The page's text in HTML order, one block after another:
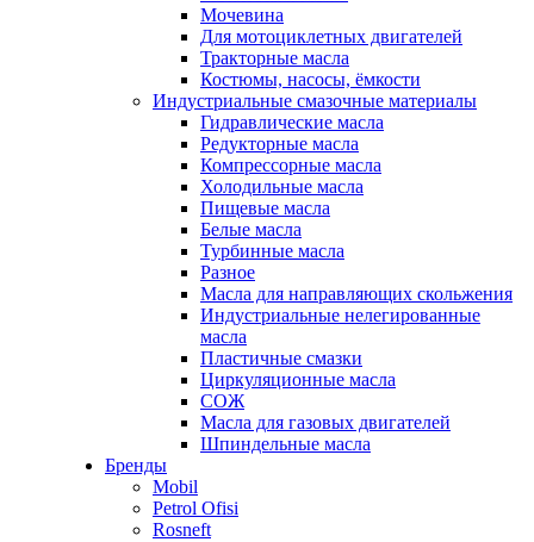
Мочевина
Для мотоциклетных двигателей
Тракторные масла
Костюмы, насосы, ёмкости
Индустриальные смазочные материалы
Гидравлические масла
Редукторные масла
Компрессорные масла
Холодильные масла
Пищевые масла
Белые масла
Турбинные масла
Разное
Масла для направляющих скольжения
Индустриальные нелегированные
масла
Пластичные смазки
Циркуляционные масла
СОЖ
Масла для газовых двигателей
Шпиндельные масла
Бренды
Mobil
Petrol Ofisi
Rosneft